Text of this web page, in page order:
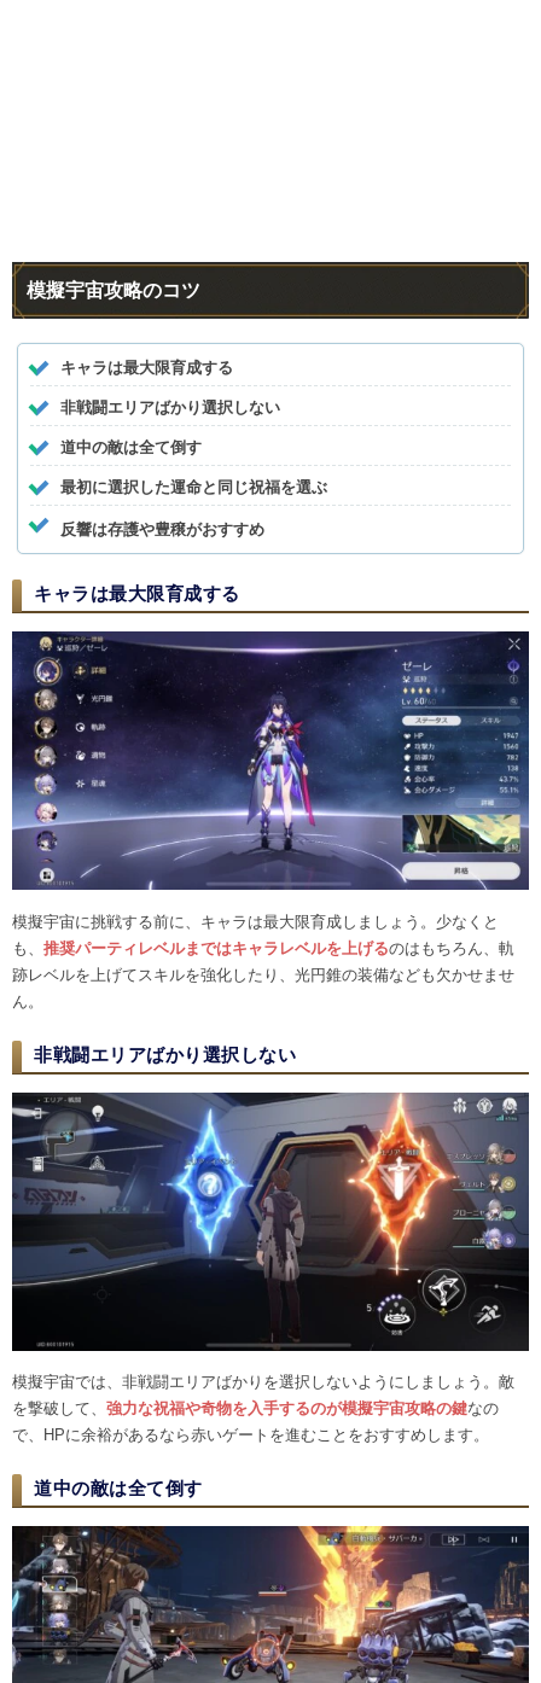
模擬宇宙攻略のコツ
キャラは最大限育成する
非戦闘エリアばかり選択しない
道中の敵は全て倒す
最初に選択した運命と同じ祝福を選ぶ
反響は存護や豊穣がおすすめ
キャラは最大限育成する
模擬宇宙に挑戦する前に、キャラは最大限育成しましょう。少なくと
も、 推奨パーティレベルまではキャラレベルを上げるのはもちろん、軌
跡レベルを上げてスキルを強化したり、光円錐の装備なども欠かせませ
ん。
非戦闘エリアばかり選択しない
模擬宇宙では、非戦闘エリアばかりを選択しないようにしましょう。敵
を撃破して、 強力な祝福や奇物を入手するのが模擬宇宙攻略の鍵なの
で、HPに余裕があるなら赤いゲートを進むことをおすすめします。
道中の敵は全て倒す